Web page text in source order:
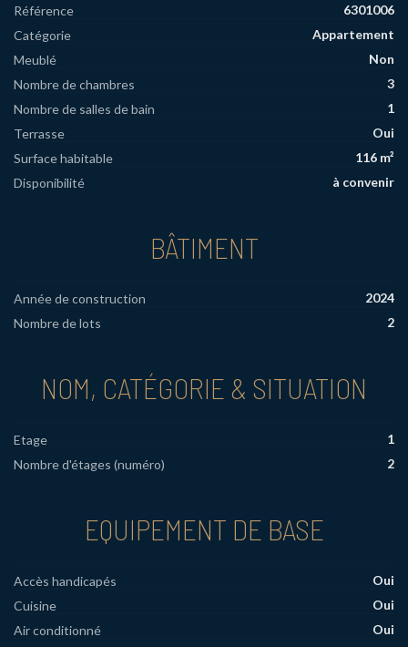
Référence
6301006
Catégorie
Appartement
Meublé
Non
Nombre de chambres
3
Nombre de salles de bain
1
Terrasse
Oui
Surface habitable
116 m²
Disponibilité
à convenir
BÂTIMENT
Année de construction
2024
Nombre de lots
2
NOM, CATÉGORIE & SITUATION
Etage
1
Nombre d'étages (numéro)
2
EQUIPEMENT DE BASE
Accès handicapés
Oui
Cuisine
Oui
Air conditionné
Oui